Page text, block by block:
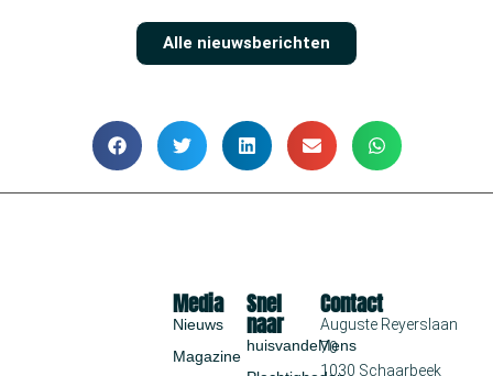
Alle nieuwsberichten
Snel
naar
huisvandeMens
Media
Nieuws
Magazine
Contact
Auguste Reyerslaan
70
1030 Schaarbeek